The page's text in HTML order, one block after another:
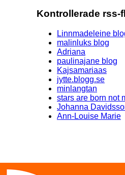
Kontrollerade rss-
Linnmadeleine
malinluks blog
Adriana
paulinajane blog
Kajsamariaas
jytte.blogg.se
minlangtan
stars are born not
Johanna
Ann-Louise Marie